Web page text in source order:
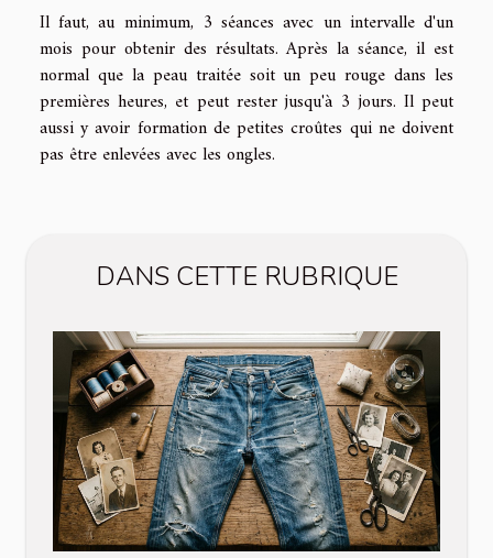
Il faut, au minimum, 3 séances avec un intervalle d'un
mois pour obtenir des résultats. Après la séance, il est
normal que la peau traitée soit un peu rouge dans les
premières heures, et peut rester jusqu'à 3 jours. Il peut
aussi y avoir formation de petites croûtes qui ne doivent
pas être enlevées avec les ongles.
DANS CETTE RUBRIQUE